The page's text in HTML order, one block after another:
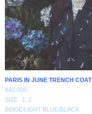
PARIS IN JUNE TRENCH COAT
¥42,000
SIZE : 1, 2
BEIGE/LIGHT BLUE/BLACK